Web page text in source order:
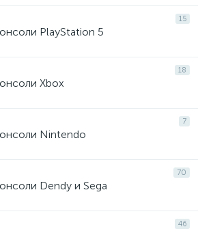
15
PlayStation 5
18
Xbox
7
Nintendo
70
Dendy и Sega
46